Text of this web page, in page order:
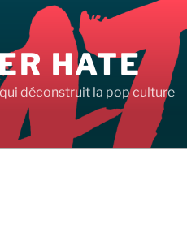
HATE
déconstruit la pop culture